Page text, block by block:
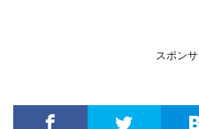
スポン